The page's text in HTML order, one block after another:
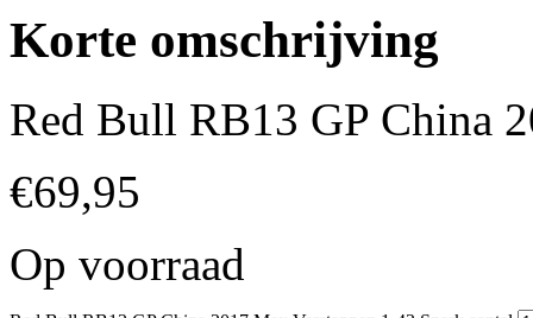
Korte omschrijving
Red Bull RB13 GP China
€69,95
Op voorraad